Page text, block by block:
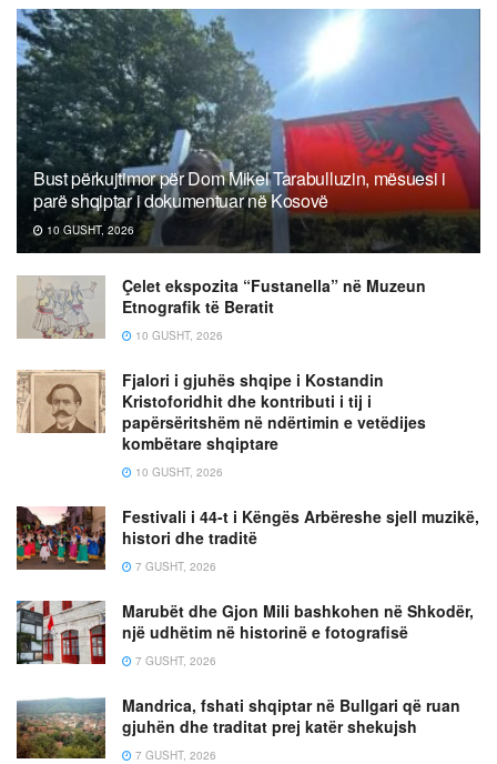
Bust përkujtimor për Dom Mikel Tarabulluzin, mësuesi i
parë shqiptar i dokumentuar në Kosovë
10 GUSHT, 2026
Çelet ekspozita “Fustanella” në Muzeun
Etnografik të Beratit
10 GUSHT, 2026
Fjalori i gjuhës shqipe i Kostandin
Kristoforidhit dhe kontributi i tij i
papërsëritshëm në ndërtimin e vetëdijes
kombëtare shqiptare
10 GUSHT, 2026
Festivali i 44-t i Këngës Arbëreshe sjell muzikë,
histori dhe traditë
7 GUSHT, 2026
Marubët dhe Gjon Mili bashkohen në Shkodër,
një udhëtim në historinë e fotografisë
7 GUSHT, 2026
Mandrica, fshati shqiptar në Bullgari që ruan
gjuhën dhe traditat prej katër shekujsh
7 GUSHT, 2026